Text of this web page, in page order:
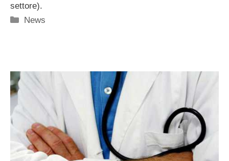
settore).
Categorie
News